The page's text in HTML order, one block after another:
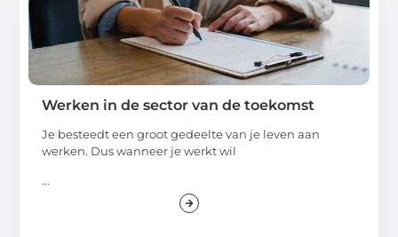
Werken in de sector van de toekomst
Je besteedt een groot gedeelte van je leven aan
werken. Dus wanneer je werkt wil
...